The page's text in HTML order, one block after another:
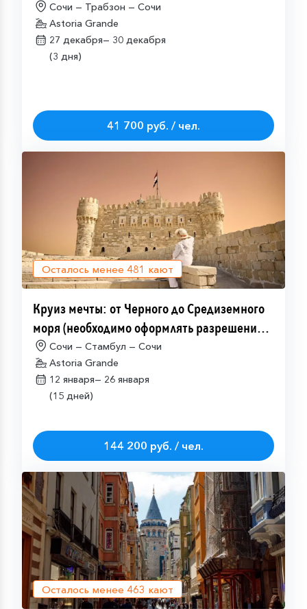
Сочи — Трабзон — Сочи
Astoria Grande
27 декабря— 30 декабря
(3 дня)
41 700 руб. / чел.
Осталось менее 481 кают
Круиз мечты: от Черного до Средиземного
моря (необходимо оформлять разрешение
на посещение Израиля (ETA-IL)
Сочи — Стамбул — Сочи
Astoria Grande
12 января— 26 января
(15 дней)
144 200 руб. / чел.
Осталось менее 463 кают